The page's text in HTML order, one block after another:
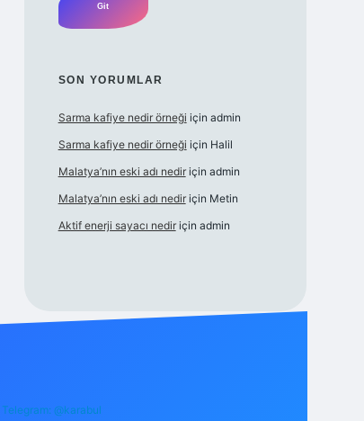
SON YORUMLAR
Sarma kafiye nedir örneği için admin
Sarma kafiye nedir örneği için Halil
Malatya’nın eski adı nediriçin admin
Malatya’nın eski adı nediriçin Metin
Aktif enerji sayacı nediriçin admin
Telegram: @karabul